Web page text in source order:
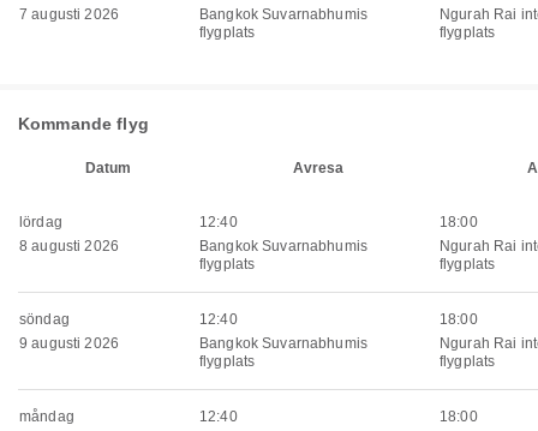
7 augusti 2026
Bangkok Suvarnabhumis
flygplats
Ngurah Rai
flygplats
Kommande flyg
Datum Avresa
lördag
8 augusti 2026
12:40
Bangkok Suvarnabhumis
flygplats
18:00
Ngurah Rai
flygplats
söndag
9 augusti 2026
12:40
Bangkok Suvarnabhumis
flygplats
18:00
Ngurah Rai
flygplats
måndag
12:40
18:00